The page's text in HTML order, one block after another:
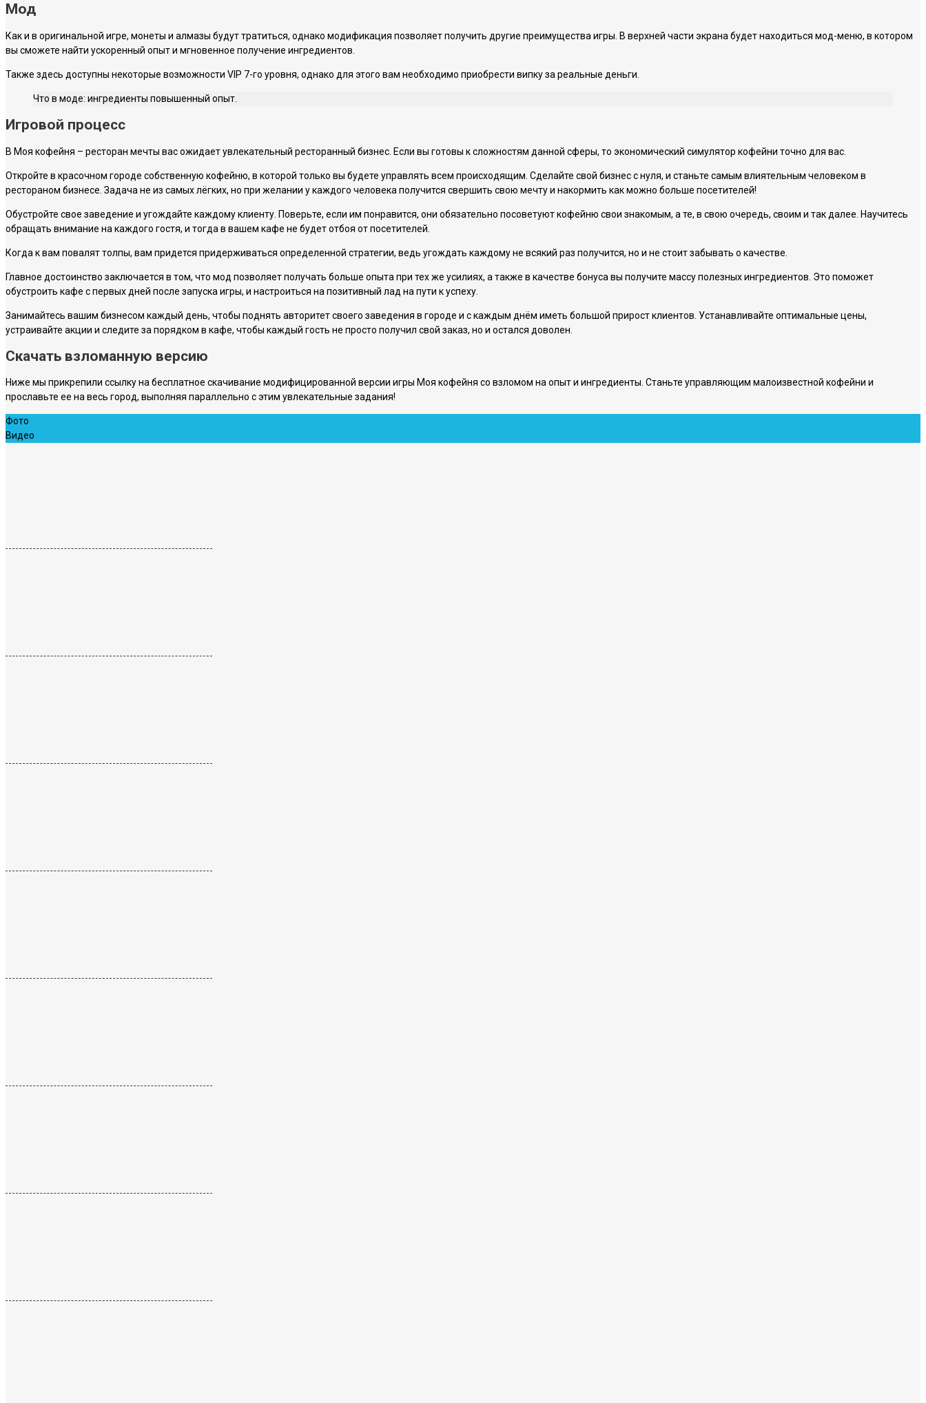
Мод
Как и в оригинальной игре, монеты и алмазы будут тратиться, однако модификация позволяет получить другие преимущества игры. В верхней части экрана будет находиться мод-меню, в котором
вы сможете найти ускоренный опыт и мгновенное получение ингредиентов.
Также здесь доступны некоторые возможности VIP 7-го уровня, однако для этого вам необходимо приобрести випку за реальные деньги.
Что в моде: ингредиенты повышенный опыт.
Игровой процесс
В Моя кофейня – ресторан мечты вас ожидает увлекательный ресторанный бизнес. Если вы готовы к сложностям данной сферы, то экономический симулятор кофейни точно для вас.
Откройте в красочном городе собственную кофейню, в которой только вы будете управлять всем происходящим. Сделайте свой бизнес с нуля, и станьте самым влиятельным человеком в
рестораном бизнесе. Задача не из самых лёгких, но при желании у каждого человека получится свершить свою мечту и накормить как можно больше посетителей!
Обустройте свое заведение и угождайте каждому клиенту. Поверьте, если им понравится, они обязательно посоветуют кофейню свои знакомым, а те, в свою очередь, своим и так далее. Научитесь
обращать внимание на каждого гостя, и тогда в вашем кафе не будет отбоя от посетителей.
Когда к вам повалят толпы, вам придется придерживаться определенной стратегии, ведь угождать каждому не всякий раз получится, но и не стоит забывать о качестве.
Главное достоинство заключается в том, что мод позволяет получать больше опыта при тех же усилиях, а также в качестве бонуса вы получите массу полезных ингредиентов. Это поможет
обустроить кафе с первых дней после запуска игры, и настроиться на позитивный лад на пути к успеху.
Занимайтесь вашим бизнесом каждый день, чтобы поднять авторитет своего заведения в городе и с каждым днём иметь большой прирост клиентов. Устанавливайте оптимальные цены,
устраивайте акции и следите за порядком в кафе, чтобы каждый гость не просто получил свой заказ, но и остался доволен.
Скачать взломанную версию
Ниже мы прикрепили ссылку на бесплатное скачивание модифицированной версии игры Моя кофейня со взломом на опыт и ингредиенты. Станьте управляющим малоизвестной кофейни и
прославьте ее на весь город, выполняя параллельно с этим увлекательные задания!
Фото
Видео